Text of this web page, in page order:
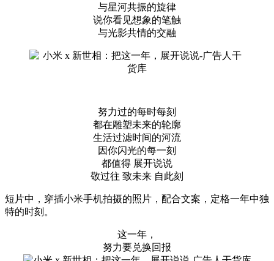
与星河共振的旋律
说你看见想象的笔触
与光影共情的交融
努力过的每时每刻
都在雕塑未来的轮廓
生活过滤时间的河流
因你闪光的每一刻
都值得 展开说说
敬过往 致未来 自此刻
短片中，穿插小米手机拍摄的照片，配合文案，定格一年中独
特的时刻。
这一年，
努力要兑换回报